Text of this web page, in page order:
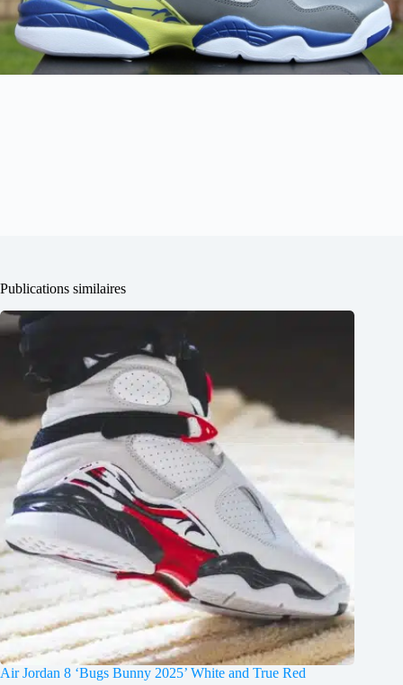
Publications similaires
Air Jordan 8 ‘Bugs Bunny 2025’ White and True Red